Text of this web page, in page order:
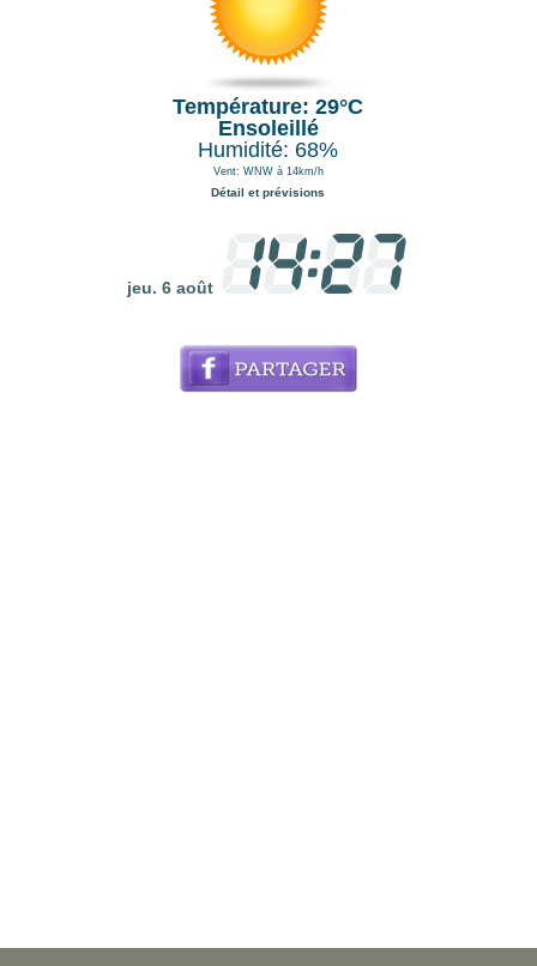
Température: 29°C
Ensoleillé
Humidité: 68%
Vent: WNW à 14km/h
Détail et prévisions
jeu. 6 août